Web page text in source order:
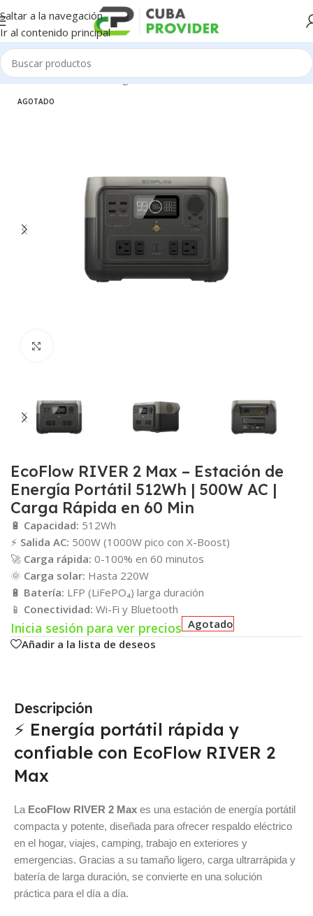
Saltar a la navegación
Ir al contenido principal
/Generadores de Energía / Plantas/Generadores de batería
AGOTADO
EcoFlow RIVER 2 Max – Estación de
Energía Portátil 512Wh | 500W AC |
Carga Rápida en 60 Min
🔋 Capacidad: 512Wh
⚡ Salida AC: 500W (1000W pico con X-Boost)
🚀 Carga rápida: 0-100% en 60 minutos
🌞 Carga solar: Hasta 220W
🔋 Batería: LFP (LiFePO₄) larga duración
📱 Conectividad: Wi-Fi y Bluetooth
Inicia sesión para ver precios Agotado
Añadir a la lista de deseos
Descripción
⚡ Energía portátil rápida y
confiable con EcoFlow RIVER 2
Max
La EcoFlow RIVER 2 Max es una estación de energía portátil
compacta y potente, diseñada para ofrecer respaldo eléctrico
en el hogar, viajes, camping, trabajo en exteriores y
emergencias. Gracias a su tamaño ligero, carga ultrarrápida y
batería de larga duración, se convierte en una solución
práctica para el día a día.